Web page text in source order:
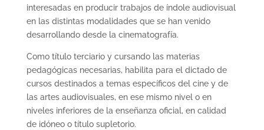
interesadas en producir trabajos de índole audiovisual
en las distintas modalidades que se han venido
desarrollando desde la cinematografía.
Como título terciario y cursando las materias
pedagógicas necesarias, habilita para el dictado de
cursos destinados a temas específicos del cine y de
las artes audiovisuales, en ese mismo nivel o en
niveles inferiores de la enseñanza oficial, en calidad
de idóneo o título supletorio.